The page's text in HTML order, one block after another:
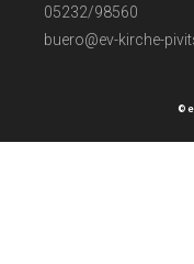
05232/98560
buero@ev-kirche-
©